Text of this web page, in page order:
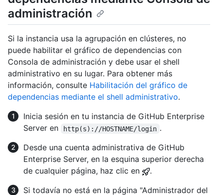
administración
Si la instancia usa la agrupación en clústeres, no
puede habilitar el gráfico de dependencias con
Consola de administración y debe usar el shell
administrativo en su lugar. Para obtener más
información, consulte Habilitación del gráfico de
dependencias mediante el shell administrativo.
Inicia sesión en tu instancia de GitHub Enterprise
Server en
http(s)://HOSTNAME/login .
Desde una cuenta administrativa de GitHub
Enterprise Server, en la esquina superior derecha
de cualquier página, haz clic en
.
Si todavía no está en la página "Administrador del